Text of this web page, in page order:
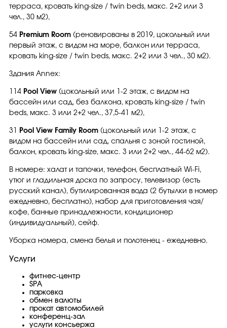
терраса, кровать king-size / twin beds, макс. 2+2 или 3
чел., 30 м2),
54 Premium Room (реновированы в 2019, цокольный или
первый этаж, с видом на море, балкон или терраса,
кровать king-size / twin beds, макс. 2+2 или 3 чел., 30 м2).
Здания Annex:
114 Pool View (цокольный или 1-2 этаж, с видом на
бассейн или сад, без балкона, кровать king-size / twin
beds, макс. 3 или 2+2 чел., 37,5-41 м2),
31 Pool View Family Room (цокольный или 1-2 этаж, с
видом на бассейн или сад, спальня с зоной гостиной,
балкон, кровать king-size, макс. 3 или 2+2 чел., 44-62 м2).
В номере: халат и тапочки, телефон, бесплатный Wi-Fi,
утюг и гладильная доска по запросу, телевизор (есть
русский канал), бутилированная вода (2 бутылки в номер
ежедневно, бесплатно), набор для приготовления чая/
кофе, банные принадлежности, кондиционер
(индивидуальный), сейф.
Уборка номера, смена белья и полотенец - ежедневно.
Услуги
фитнес-центр
SPA
парковка
обмен валюты
прокат автомобилей
конференц-зал
услуги консьержа